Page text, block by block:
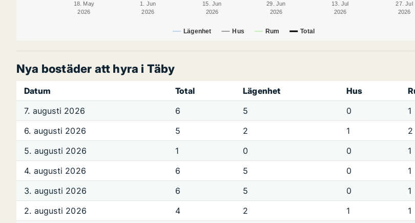
Lägenhet Hus Rum Total
18. May
2026
1. Jun
2026
15. Jun
2026
29. Jun
2026
13. Jul
2026
27. Jul
2026
Nya bostäder att hyra i Täby
Datum Total Lägenhet Hus
7. augusti 2026
6 5 0
1
6. augusti 2026
5 2 1
2
5. augusti 2026
1 0 0
1
4. augusti 2026
6 5 0
1
3. augusti 2026
6 5 0
1
2. augusti 2026
4 2 1
1